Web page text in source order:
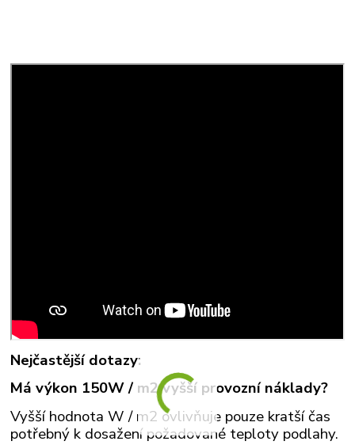
Nejčastější dotazy:
Má výkon 150W / m2 vyšší provozní náklady?
Vyšší hodnota W / m2 ovlivňuje pouze kratší čas
potřebný k dosažení požadované teploty podlahy.